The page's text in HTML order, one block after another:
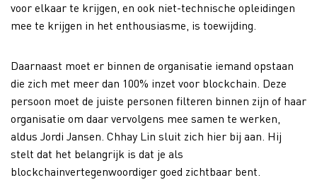
voor elkaar te krijgen, en ook niet-technische opleidingen
mee te krijgen in het enthousiasme, is toewijding.
Daarnaast moet er binnen de organisatie iemand opstaan
die zich met meer dan 100% inzet voor blockchain. Deze
persoon moet de juiste personen filteren binnen zijn of haar
organisatie om daar vervolgens mee samen te werken,
aldus Jordi Jansen. Chhay Lin sluit zich hier bij aan. Hij
stelt dat het belangrijk is dat je als
blockchainvertegenwoordiger goed zichtbaar bent.